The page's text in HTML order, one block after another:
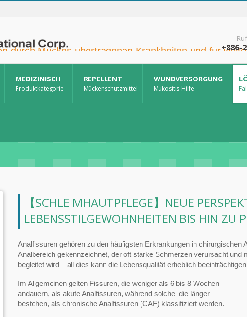
+886-
MEDIZINISCH
Produktkategorie
REPELLENT
Mückenschutzmittel
WUNDVERSORGUNG
Mukositis-Hilfe
【SCHLEIMHAUTPFLEGE】NEUE
LEBENSSTILGEWOHNHEITEN BIS HIN ZU
Analfissuren gehören zu den häufigsten Erkrankungen in chirurgischen
Analbereich gekennzeichnet, der oft starke Schmerzen verursacht
begleitet wird – all dies kann die Lebensqualität erheblich beeinträchtigen.
Im Allgemeinen gelten Fissuren, die weniger als 6 bis 8 Wochen
andauern, als akute Analfissuren, während solche, die länger
bestehen, als chronische Analfissuren (CAF) klassifiziert werden.